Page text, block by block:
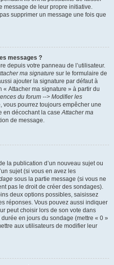
message de leur propre initiative.
supprimer un message une fois que
messages ?
depuis votre panneau de l’utilisateur.
ma signature sur le formulaire de
ajouter la signature par défaut à
« Attacher ma signature » à partir du
du forum --> Modifier les
vous pourrez toujours empêcher une
en décochant la caseAttacher ma
de message.
la publication d’un nouveau sujet ou
sujet (si vous en avez les
sous la partie message (si vous ne
pas le droit de créer des sondages).
deux options possibles, saisissez
réponses. Vous pouvez aussi indiquer
peut choisir lors de son vote dans
en jours du sondage (mettre « 0 »
aux utilisateurs de modifier leur